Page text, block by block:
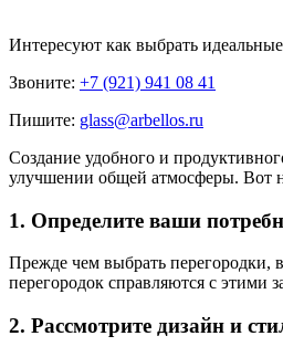
Интересуют как выбрать
Звоните: +7 (921) 941 08 41
Пишите: glass@arbellos.ru
Создание удобного и
улучшении общей атмосферы. Вот
1. Определите ваши
Прежде чем выбрать перегородки,
перегородок справляются с этими
2. Рассмотрите дизайн и